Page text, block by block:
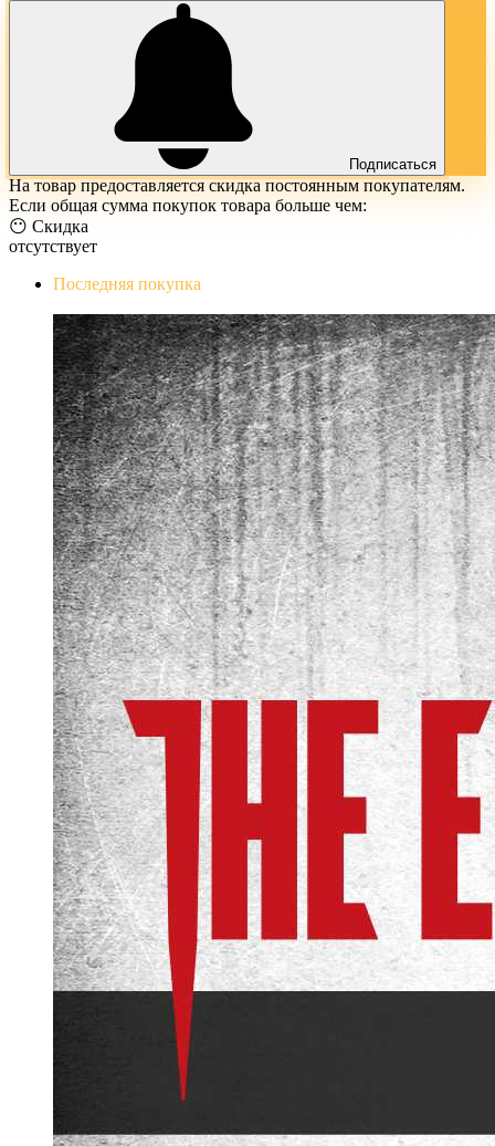
Подписаться
На товар предоставляется скидка постоянным покупателям.
Если общая сумма покупок товара больше чем:
😶 Скидка
отсутствует
Последняя покупка